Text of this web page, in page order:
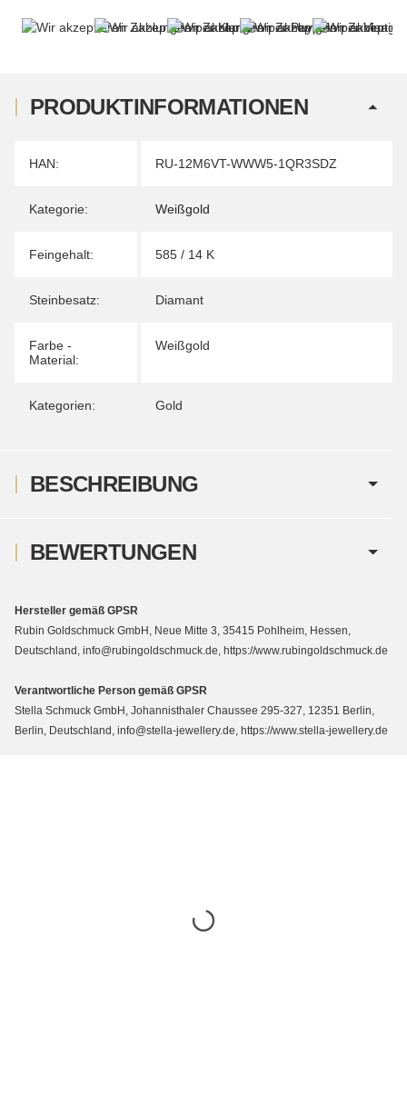
PRODUKTINFORMATIONEN
Produkteigenschaft
Wert
HAN: RU-12M6VT-WWW5-1QR3SDZ
Kategorie: Weißgold
Feingehalt: 585 / 14 K
Steinbesatz: Diamant
Farbe -
Material:
Weißgold
Kategorien: Gold
BESCHREIBUNG
BEWERTUNGEN
Hersteller gemäß GPSR
Rubin Goldschmuck GmbH, Neue Mitte 3, 35415 Pohlheim, Hessen,
Deutschland, info@rubingoldschmuck.de, https://www.rubingoldschmuck.de
Verantwortliche Person gemäß GPSR
Stella Schmuck GmbH, Johannisthaler Chaussee 295-327, 12351 Berlin,
Berlin, Deutschland, info@stella-jewellery.de, https://www.stella-jewellery.de